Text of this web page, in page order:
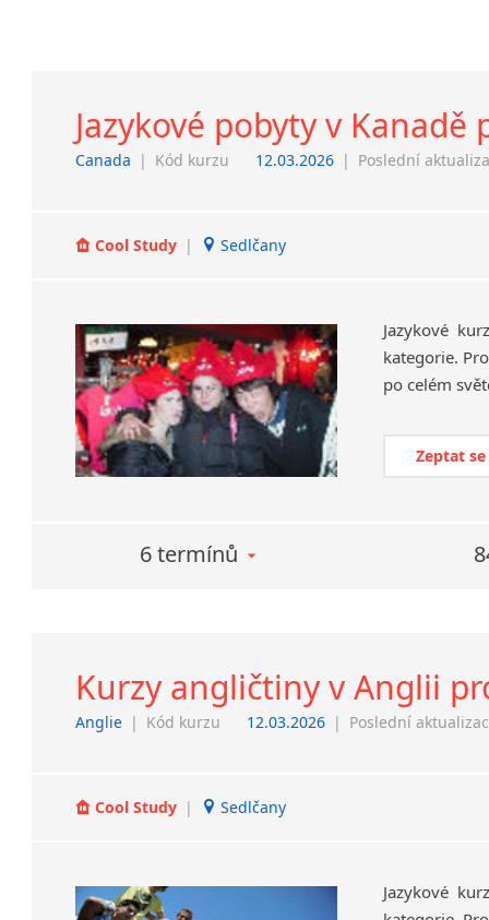
Jazykové pobyty v
Canada | Kód kurzu 12.03.2026 | Poslední
Cool Study | Sedlčany
Jazykové
kategorie.
po celém
Zeptat
6 termínů
Kurzy angličtiny v Anglii
Anglie | Kód kurzu 12.03.2026 | Poslední
Cool Study | Sedlčany
Jazykové